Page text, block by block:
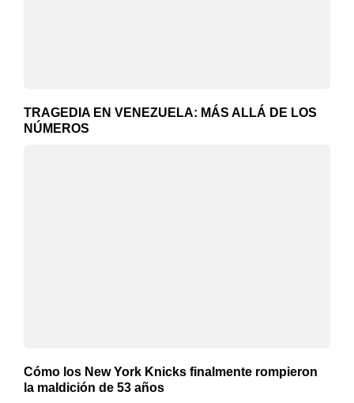
TRAGEDIA EN VENEZUELA: MÁS ALLÁ DE LOS
NÚMEROS
Cómo los New York Knicks finalmente rompieron
la maldición de 53 años